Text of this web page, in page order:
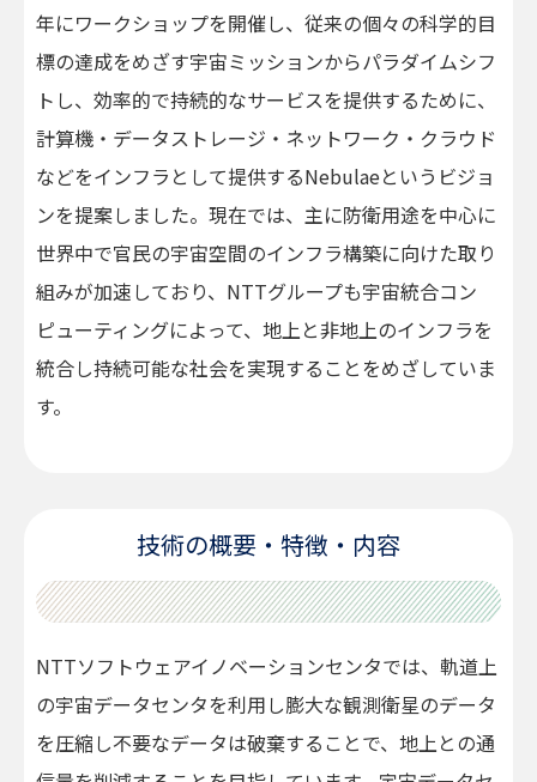
年にワークショップを開催し、従来の個々の科学的目
標の達成をめざす宇宙ミッションからパラダイムシフ
トし、効率的で持続的なサービスを提供するために、
計算機・データストレージ・ネットワーク・クラウド
などをインフラとして提供するNebulaeというビジョ
ンを提案しました。現在では、主に防衛用途を中心に
世界中で官民の宇宙空間のインフラ構築に向けた取り
組みが加速しており、NTTグループも宇宙統合コン
ピューティングによって、地上と非地上のインフラを
統合し持続可能な社会を実現することをめざしていま
す。
技術の概要・特徴・内容
NTTソフトウェアイノベーションセンタでは、軌道上
の宇宙データセンタを利用し膨大な観測衛星のデータ
を圧縮し不要なデータは破棄することで、地上との通